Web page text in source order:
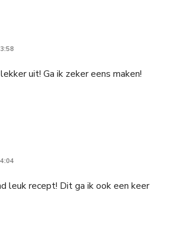
uit! Ga ik zeker eens maken!
leuk recept! Dit ga ik ook een keer